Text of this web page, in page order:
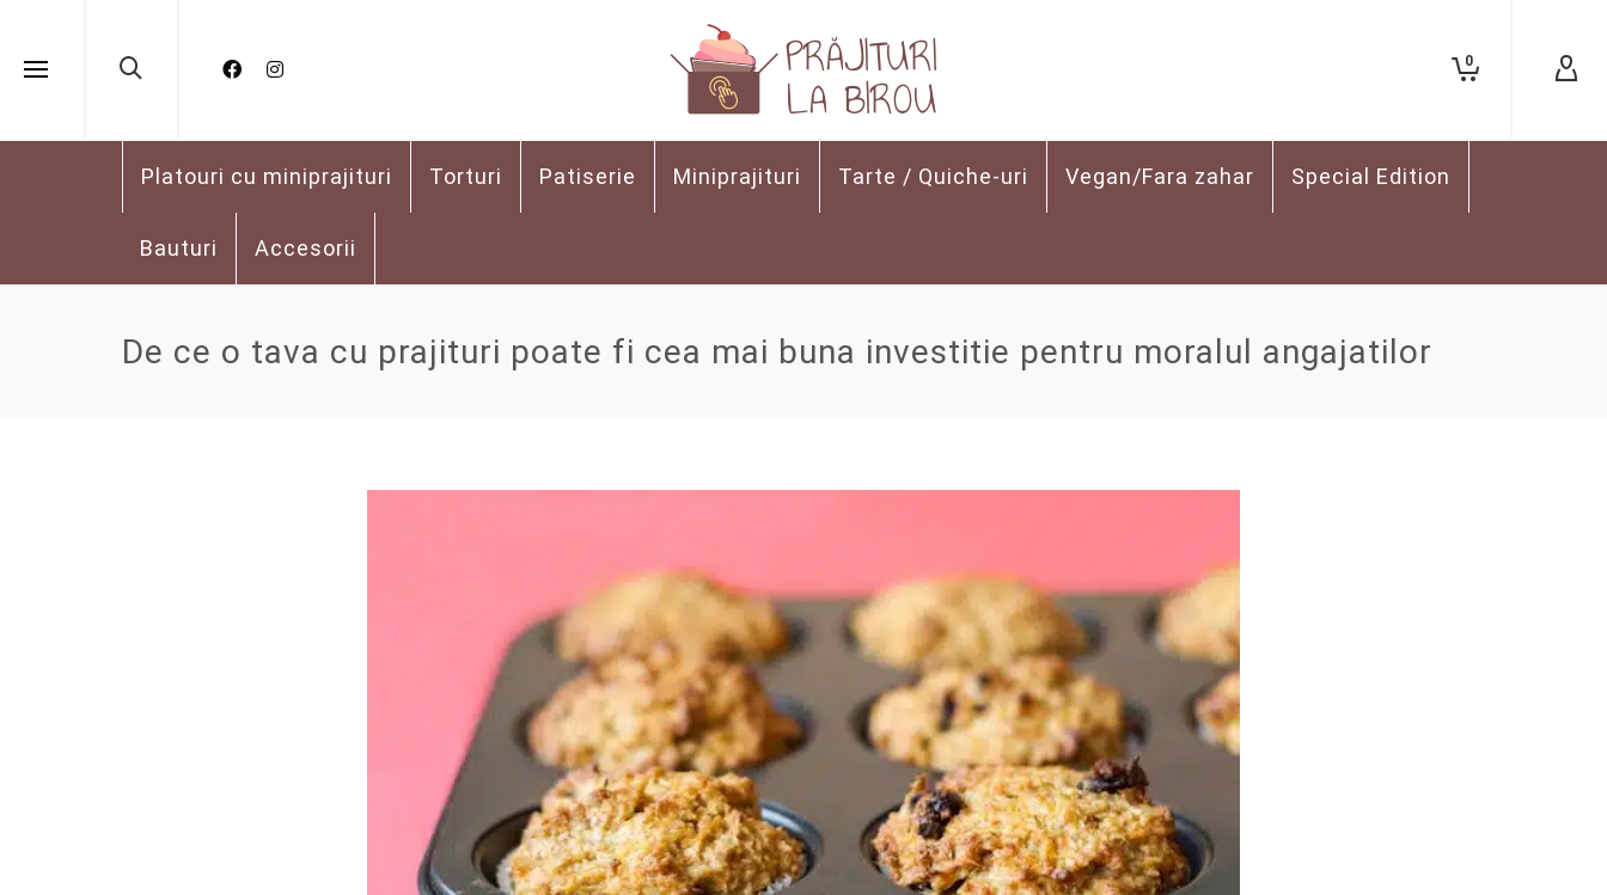
0
Platouri cu miniprajituri Torturi Patiserie Miniprajituri Tarte / Quiche-uri Vegan/Fara zahar Special Edition
Bauturi Accesorii
De ce o tava cu prajituri poate fi cea mai buna investitie pentru moralul angajatilor